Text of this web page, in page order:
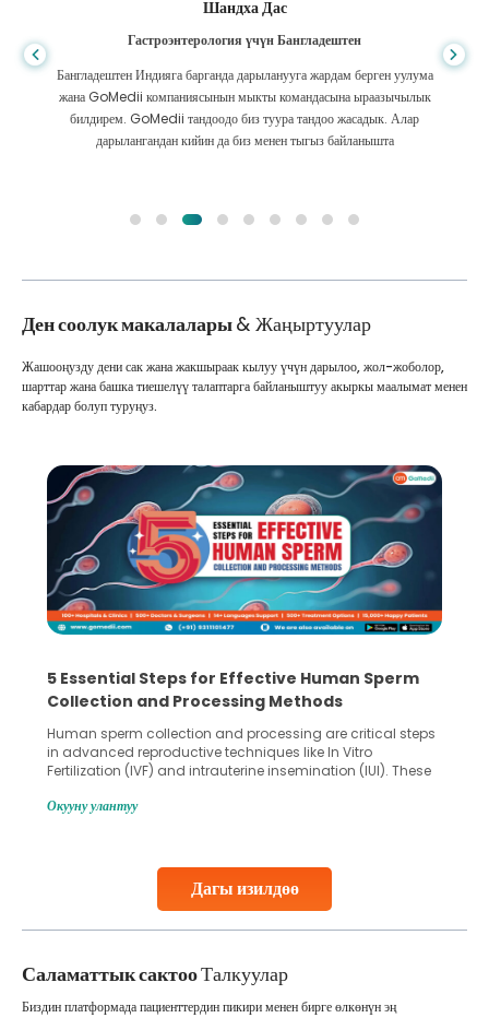
Шандха Дас
Гастроэнтерология үчүн Бангладештен
Бангладештен Индияга барганда дарыланууга жардам берген уулума
жана GoMedii компаниясынын мыкты командасына ыраазычылык
билдирем. GoMedii тандоодо биз туура тандоо жасадык. Алар
дарылангандан кийин да биз менен тыгыз байланышта
Ден соолук макалалары& Жаңыртуулар
Дагы изилдөө
Жашооңузду дени сак жана жакшыраак кылуу үчүн дарылоо, жол-жоболор,
шарттар жана башка тиешелүү талаптарга байланыштуу акыркы маалымат менен
кабардар болуп туруңуз.
5 Essential Steps for Effective Human Sperm
Collection and Processing Methods
Human sperm collection and processing are critical steps
in advanced reproductive techniques like In Vitro
Fertilization (IVF) and intrauterine insemination (IUI). These
challenges and help couples achieve their dream of
collected, they process the
Окууну улантуу
Саламаттык сактооТалкуулар
Биздин платформада пациенттердин пикири менен бирге өлкөнүн эң